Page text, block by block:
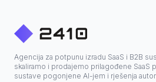
Agencija za potpunu izradu SaaS i B2B
skaliramo i prodajemo prilagođene SaaS
sustave pogonjene AI-jem i rješenja